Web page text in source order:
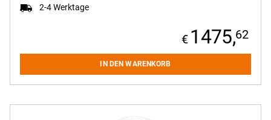
2-4 Werktage
1475,62
IN DEN WARENKORB